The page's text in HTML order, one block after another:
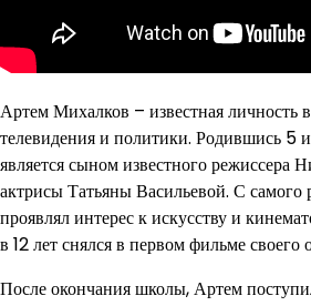
Артем Михалков – известная личность
телевидения и политики. Родившись 5
является сыном известного режиссера
актрисы Татьяны Васильевой. С самого
проявлял интерес к искусству и
в 12 лет снялся в первом фильме своего
После окончания школы, Артем